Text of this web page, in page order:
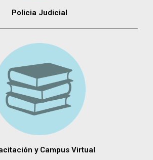
Policia Judicial
y Campus Virtual